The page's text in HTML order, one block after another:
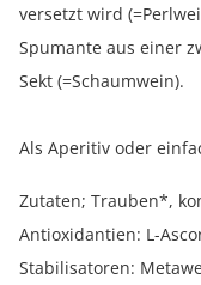
versetzt wird
Spumante aus einer
Sekt (=Schaumwein).
Als Aperitiv oder
Zutaten; Trauben*,
Antioxidantien: L-
Stabilisatoren: